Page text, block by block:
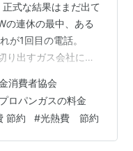
式な結果はまだ出て
の連休の最中、ある
が1回目の電話。
り出すガス会社に対
たいです」とキョト
ガス会社に値下げ交
いけど、ダメ元で結
えてなかった。汗。
消費者協会
プロパンガスの料金
節約 #光熱費 節約